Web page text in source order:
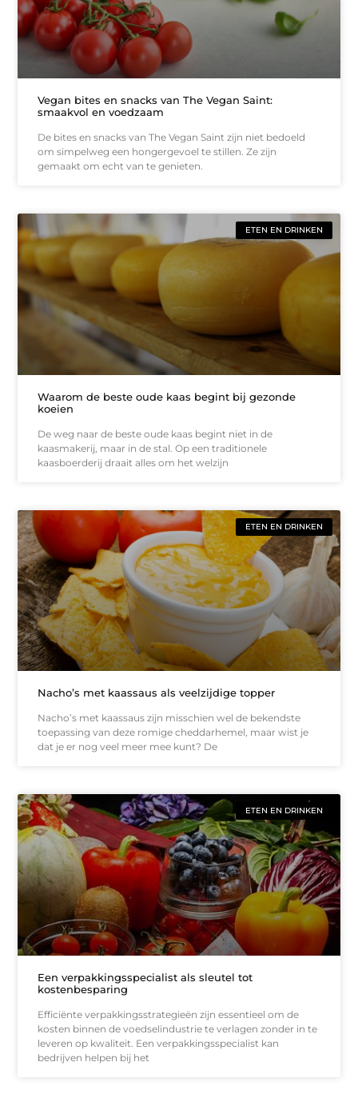
Vegan bites en snacks van The Vegan Saint:
smaakvol en voedzaam
De bites en snacks van The Vegan Saint zijn niet bedoeld
om simpelweg een hongergevoel te stillen. Ze zijn
gemaakt om echt van te genieten.
ETEN EN DRINKEN
Waarom de beste oude kaas begint bij gezonde
koeien
De weg naar de beste oude kaas begint niet in de
kaasmakerij, maar in de stal. Op een traditionele
kaasboerderij draait alles om het welzijn
ETEN EN DRINKEN
Nacho’s met kaassaus als veelzijdige topper
Nacho’s met kaassaus zijn misschien wel de bekendste
toepassing van deze romige cheddarhemel, maar wist je
dat je er nog veel meer mee kunt? De
ETEN EN DRINKEN
Een verpakkingsspecialist als sleutel tot
kostenbesparing
Efficiënte verpakkingsstrategieën zijn essentieel om de
kosten binnen de voedselindustrie te verlagen zonder in te
leveren op kwaliteit. Een verpakkingsspecialist kan
bedrijven helpen bij het